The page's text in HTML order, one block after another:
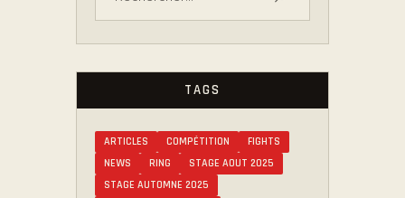
TAGS
ARTICLES COMPÉTITION
FIGHTS
NEWS
RING
STAGE AOUT 2025
STAGE AUTOMNE 2025